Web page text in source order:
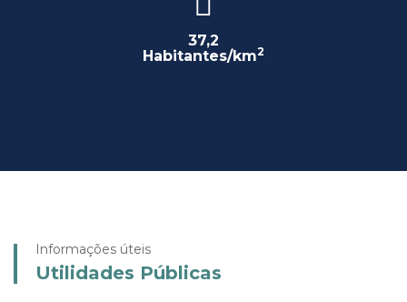
37,2
Habitantes/km2
Informações úteis
Utilidades Públicas